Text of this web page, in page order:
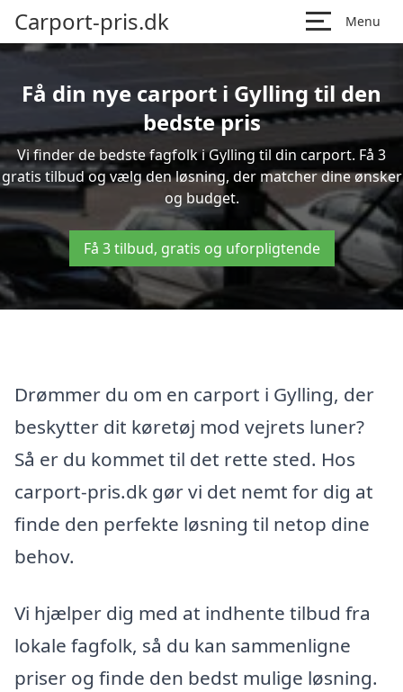
Carport-pris.dk Menu
Få din nye carport i Gylling til den
bedste pris
Vi finder de bedste fagfolk i Gylling til din carport. Få 3
gratis tilbud og vælg den løsning, der matcher dine ønsker
og budget.
Få 3 tilbud, gratis og uforpligtende
Drømmer du om en carport i Gylling, der
beskytter dit køretøj mod vejrets luner?
Så er du kommet til det rette sted. Hos
carport-pris.dk gør vi det nemt for dig at
finde den perfekte løsning til netop dine
behov.
Vi hjælper dig med at indhente tilbud fra
lokale fagfolk, så du kan sammenligne
priser og finde den bedst mulige løsning.